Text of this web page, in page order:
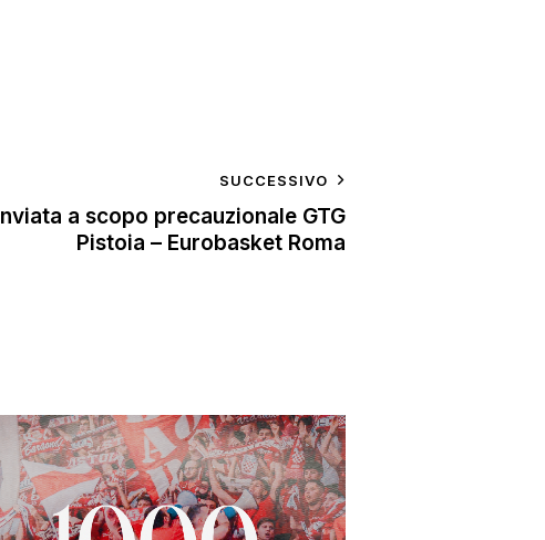
SUCCESSIVO
a scopo precauzionale GTG
Pistoia – Eurobasket Roma